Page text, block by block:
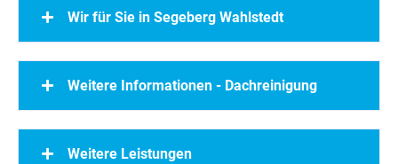
Wir für Sie in Segeberg Wahlstedt
Weitere Informationen - Dachreinigung
Weitere Leistungen